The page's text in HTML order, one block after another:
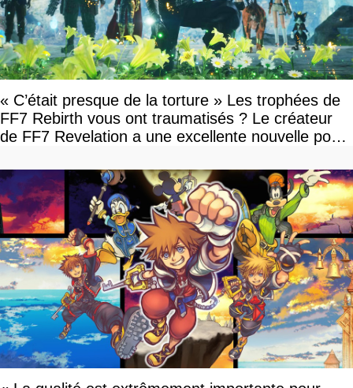
« C’était presque de la torture » Les trophées de
FF7 Rebirth vous ont traumatisés ? Le créateur
de FF7 Revelation a une excellente nouvelle pour